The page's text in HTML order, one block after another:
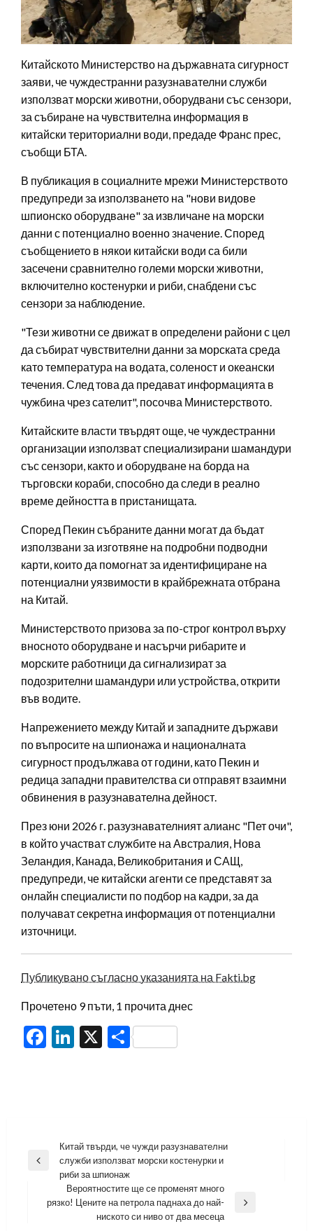
Китайското Министерство на държавната сигурност
заяви, че чуждестранни разузнавателни служби
използват морски животни, оборудвани със сензори,
за събиране на чувствителна информация в
китайски териториални води, предаде Франс прес,
съобщи БТА.
В публикация в социалните мрежи Mинистерството
предупреди за използването на "нови видове
шпионско оборудване" за извличане на морски
данни с потенциално военно значение. Според
съобщението в някои китайски води са били
засечени сравнително големи морски животни,
включително костенурки и риби, снабдени със
сензори за наблюдение.
"Тези животни се движат в определени райони с цел
да събират чувствителни данни за морската среда
като температура на водата, соленост и океански
течения. След това да предават информацията в
чужбина чрез сателит", посочва Министерството.
Китайските власти твърдят още, че чуждестранни
организации използват специализирани шамандури
със сензори, както и оборудване на борда на
търговски кораби, способно да следи в реално
време дейността в пристанищата.
Според Пекин събраните данни могат да бъдат
използвани за изготвяне на подробни подводни
карти, които да помогнат за идентифициране на
потенциални уязвимости в крайбрежната отбрана
на Китай.
Министерството призова за по-строг контрол върху
вносното оборудване и насърчи рибарите и
морските работници да сигнализират за
подозрителни шамандури или устройства, открити
във водите.
Напрежението между Китай и западните държави
по въпросите на шпионажа и националната
сигурност продължава от години, като Пекин и
редица западни правителства си отправят взаимни
обвинения в разузнавателна дейност.
През юни 2026 г. разузнавателният алианс "Пет очи",
в който участват службите на Австралия, Нова
Зеландия, Канада, Великобритания и САЩ,
предупреди, че китайски агенти се представят за
онлайн специалисти по подбор на кадри, за да
получават секретна информация от потенциални
източници.
Публикувано съгласно указанията на Fakti.bg
Прочетено 9 пъти, 1 прочита днес
Facebook
LinkedIn
X Share
Навигация
Previous
Китай твърди, че чужди разузнавателни
служби използват морски костенурки и
риби за шпионаж
Next
Вероятностите ще се променят много
рязко! Цените на петрола паднаха до най-
ниското си ниво от два месеца